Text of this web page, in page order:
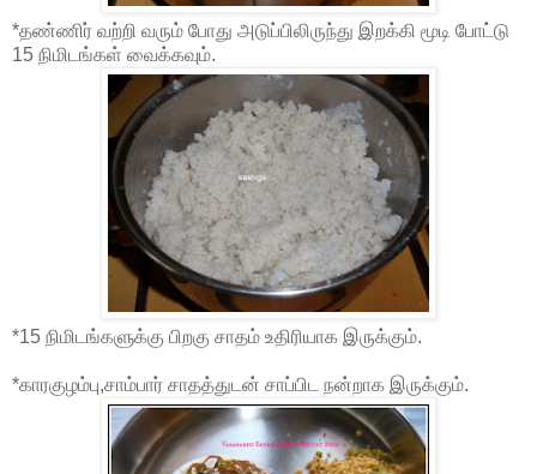
*தண்ணிர் வற்றி வரும் போது அடுப்பிலிருந்து இறக்கி மூடி போட்டு
15 நிமிடங்கள் வைக்கவும்.
*15 நிமிடங்களுக்கு பிறகு சாதம் உதிரியாக இருக்கும்.
*காரகுழம்பு,சாம்பார் சாதத்துடன் சாப்பிட நன்றாக இருக்கும்.